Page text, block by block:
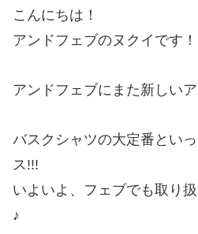
こんにちは！
アンドフェブのヌクイです！
アンドフェブにまた新しい
バスクシャツの大定番とい
ス!!!
いよいよ、フェブでも取り
♪